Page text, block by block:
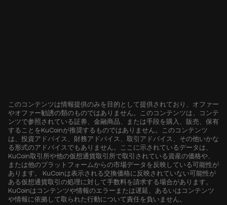
このコンテンツは情報提供のみを目的として提供されており、オファー
やオファー勧誘の類のものではありません。このコンテンツは、コンテ
ンツで参照されている証券、金融商品、または手段を購入、販売、保有
することをKuCoinが推奨するものではありません。このコンテンツ
は、投資アドバイス、財務アドバイス、取引アドバイス、その他いかな
る形式のアドバイスでもありません。ここに示されているデータは、
KuCoin取引所や他の仮想通貨取引所で取引されている資産の価格や、
または他のプラットフォームからの市場データを反映している可能性が
あります。 KuCoinは表示される交換価格に反映されていない可能性が
ある仮想通貨取引の処理に対して手数料を請求する場合があります。
KuCoinはコンテンツや情報のエラーまたは遅延、あるいはコンテンツ
や情報に依拠して取られた行動について責任を負いません。